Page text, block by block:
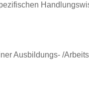
Ausbildungs- /